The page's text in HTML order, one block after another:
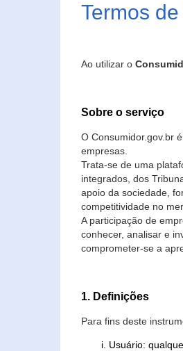
Termos
Ao utilizar o
Sobre o serviço
O Consumidor.gov.br
empresas.
Trata-se de uma
integrados, dos
apoio da sociedade,
competitividade no
A participação de
conhecer, analisar e
comprometer-se a
1. Definições
Para fins deste
Usuário: